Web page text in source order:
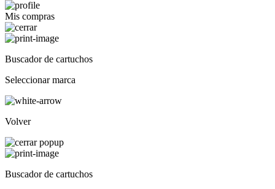
Mis compras
Buscador de cartuchos
Seleccionar marca
Volver
Buscador de cartuchos